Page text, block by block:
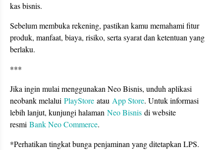
kas bisnis.
Sebelum membuka rekening, pastikan kamu memahami fitur
produk, manfaat, biaya, risiko, serta syarat dan ketentuan yang
berlaku.
***
Jika ingin mulai menggunakan Neo Bisnis, unduh aplikasi
neobank melalui PlayStore atau App Store. Untuk informasi
lebih lanjut, kunjungi halaman Neo Bisnis di website
resmi Bank Neo Commerce.
*Perhatikan tingkat bunga penjaminan yang ditetapkan LPS.